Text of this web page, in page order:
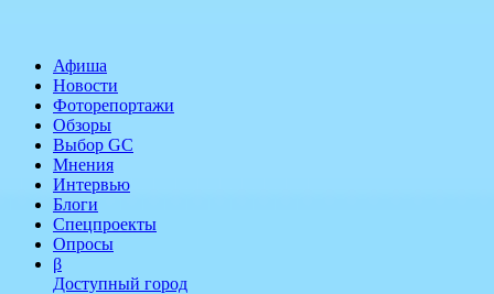
Афиша
Новости
Фоторепортажи
Обзоры
Выбор GC
Мнения
Интервью
Блоги
Спецпроекты
Опросы
β
Доступный город